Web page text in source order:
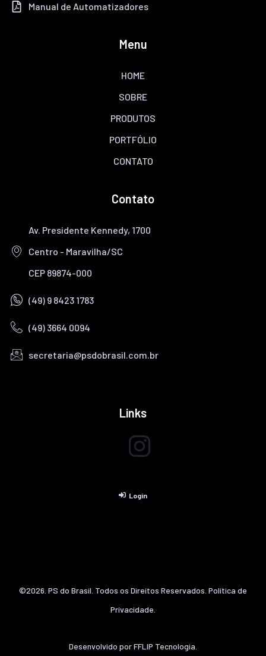
Manual de Automatizadores
Menu
HOME
SOBRE
PRODUTOS
PORTFÓLIO
CONTATO
Contato
Av. Presidente Kennedy, 1700
Centro - Maravilha/SC
CEP 89874-000
(49) 9 8423 1783
(49) 3664 0094
secretaria@psdobrasil.com.br
Links
Login
©2026. PS do Brasil. Todos os Direitos Reservados. Política de
Privacidade.
Desenvolvido porFFLIP Tecnologia.